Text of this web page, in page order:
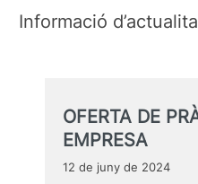
Informació
OFERTA DE
EMPRESA
12 de juny de 2024